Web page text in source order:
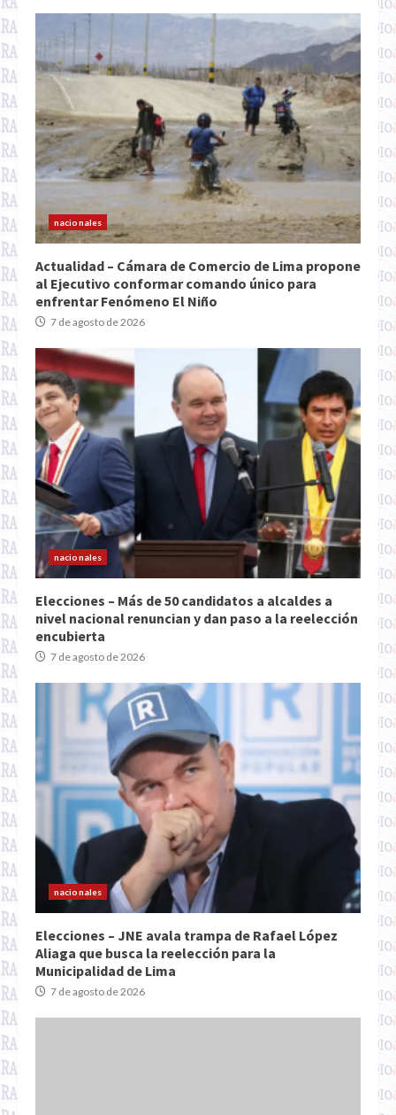
nacionales
Actualidad – Cámara de Comercio de Lima propone
al Ejecutivo conformar comando único para
enfrentar Fenómeno El Niño
7 de agosto de 2026
nacionales
Elecciones – Más de 50 candidatos a alcaldes a
nivel nacional renuncian y dan paso a la reelección
encubierta
7 de agosto de 2026
nacionales
Elecciones – JNE avala trampa de Rafael López
Aliaga que busca la reelección para la
Municipalidad de Lima
7 de agosto de 2026